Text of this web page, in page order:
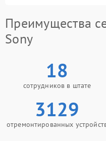
Преимущества
Sony
18
сотрудников в штате
3129
отремонтированных